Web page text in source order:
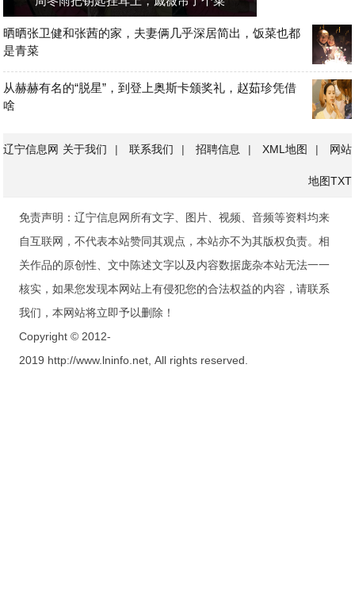
晒晒张卫健和张茜的家，夫妻俩几乎深居简出，饭菜也都
是青菜
从赫赫有名的“脱星”，到登上奥斯卡颁奖礼，赵茹珍凭借
啥
辽宁信息网 关于我们 | 联系我们 | 招聘信息 | XML地图 | 网站
地图TXT
免责声明：辽宁信息网所有文字、图片、视频、音频等资料均来
自互联网，不代表本站赞同其观点，本站亦不为其版权负责。相
关作品的原创性、文中陈述文字以及内容数据庞杂本站无法一一
核实，如果您发现本网站上有侵犯您的合法权益的内容，请联系
我们，本网站将立即予以删除！
Copyright © 2012-
2019 http://www.lninfo.net, All rights reserved.